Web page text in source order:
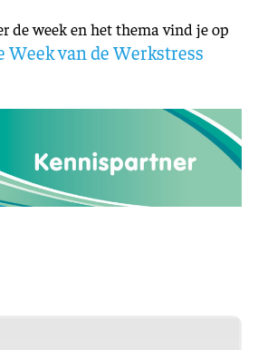
de week en het thema vind je op
Week van de Werkstress